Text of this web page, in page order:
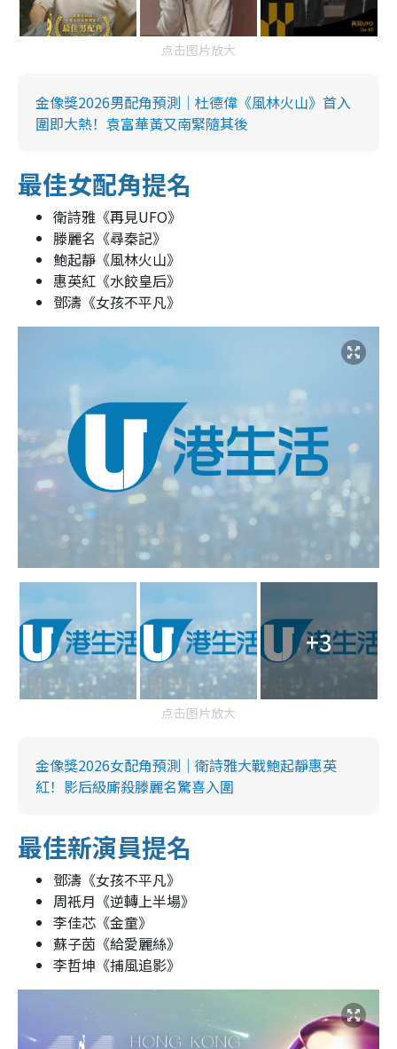
点击图片放大
金像獎2026男配角預測｜杜德偉《風林火山》首入
圍即大熱！袁富華黃又南緊隨其後
最佳女配角提名
衛詩雅《再見UFO》
滕麗名《尋秦記》
鮑起靜《風林火山》
惠英紅《水餃皇后》
鄧濤《女孩不平凡》
+3
点击图片放大
金像獎2026女配角預測｜衛詩雅大戰鮑起靜惠英
紅！影后級廝殺滕麗名驚喜入圍
最佳新演員提名
鄧濤《女孩不平凡》
周衹月《逆轉上半場》
李佳芯《金童》
蘇子茵《給愛麗絲》
李哲坤《捕風追影》